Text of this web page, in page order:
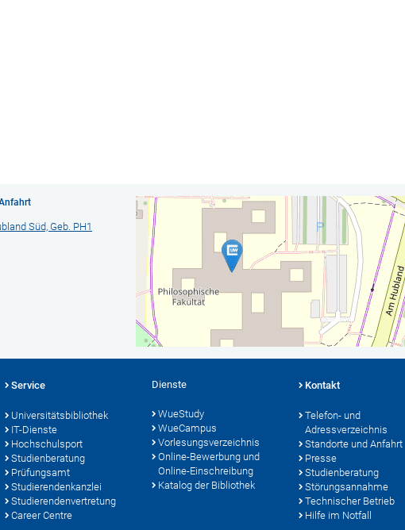
Süd, Geb. PH1
Service
Universitätsbibliothek
IT-Dienste
Hochschulsport
Studienberatung
Prüfungsamt
Studierendenkanzlei
Studierendenvertretung
Career Centre
Dienste
WueStudy
WueCampus
Vorlesungsverzeichnis
Online-Bewerbung und
Online-Einschreibung
Katalog der Bibliothek
Kontakt
Telefon- und
Adressverzeichnis
Standorte und Anfahrt
Presse
Studienberatung
Störungsannahme
Technischer Betrieb
Hilfe im Notfall